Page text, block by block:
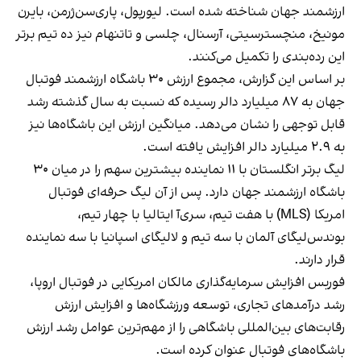
ارزشمند جهان شناخته شده است. لیورپول، پاری‌سن‌ژرمن، بایرن
مونیخ، منچسترسیتی، آرسنال، چلسی و تاتنهام نیز ده تیم برتر
این رده‌بندی را تکمیل می‌کنند.
بر اساس این گزارش، مجموع ارزش ۳۰ باشگاه ارزشمند فوتبال
جهان به ۸۷ میلیارد دالر رسیده که نسبت به سال گذشته رشد
قابل توجهی را نشان می‌دهد. میانگین ارزش این باشگاه‌ها نیز
به ۲.۹ میلیارد دالر افزایش یافته است.
لیگ برتر انگلستان با ۱۱ نماینده بیشترین سهم را در میان ۳۰
باشگاه ارزشمند جهان دارد. پس از آن لیگ حرفه‌ای فوتبال
امریکا (MLS) با هفت تیم، سری‌آ ایتالیا با چهار تیم،
بوندس‌لیگای آلمان با سه تیم و لالیگای اسپانیا با سه نماینده
قرار دارند.
فوربس افزایش سرمایه‌گذاری مالکان امریکایی در فوتبال اروپا،
رشد درآمدهای تجاری، توسعه ورزشگاه‌ها و افزایش ارزش
رقابت‌های بین‌المللی باشگاهی را از مهم‌ترین عوامل رشد ارزش
باشگاه‌های فوتبال عنوان کرده است.